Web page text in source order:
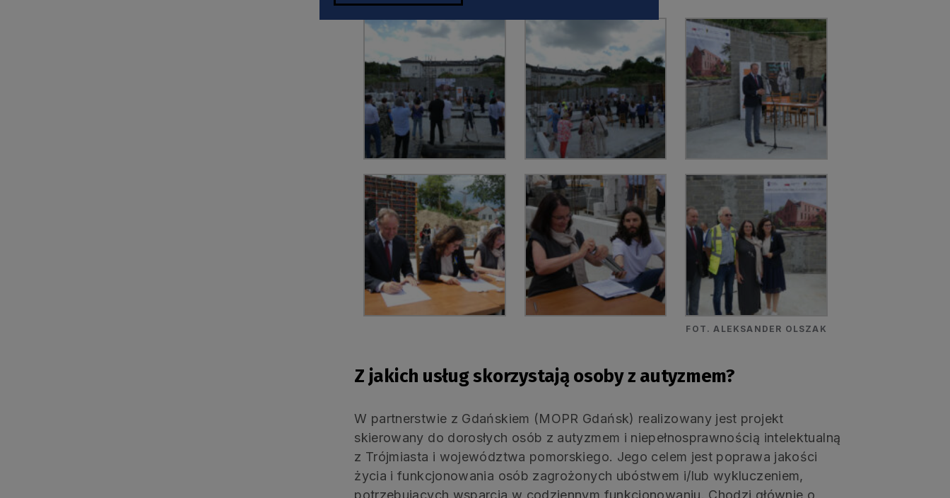
FOT. ALEKSANDER OLSZAK
Z jakich usług skorzystają osoby z autyzmem?
W partnerstwie z Gdańskiem (MOPR Gdańsk) realizowany jest projekt
skierowany do dorosłych osób z autyzmem i niepełnosprawnością intelektualną
z Trójmiasta i województwa pomorskiego. Jego celem jest poprawa jakości
życia i funkcjonowania osób zagrożonych ubóstwem i/lub wykluczeniem,
potrzebujących wsparcia w codziennym funkcjonowaniu. Chodzi głównie o